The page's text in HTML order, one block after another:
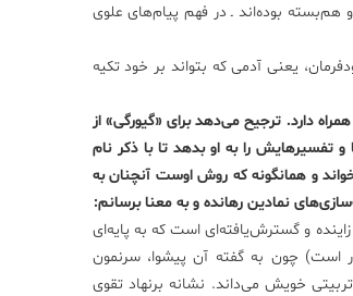
هم‌بسته بوده‌اند ـ در فهم پیام‌های علوی
یعنی آدمی که بتواند بر خود تکیه
دارد. ترجیح می‌دهد برای «گیورگی» از
تفسیر‌هایش را به او بدهد تا با ذکر نام
و همانگونه که روش اوست آنچنان به
نمادین رهانده و به معنا برسانم:
زاینده و گسترش‌یافته‌ای است که به پایه‌ای
است) چون به گفته آن پیشوا، سرنمون
خویش می‌داند. نشانه برنهاد تقوی